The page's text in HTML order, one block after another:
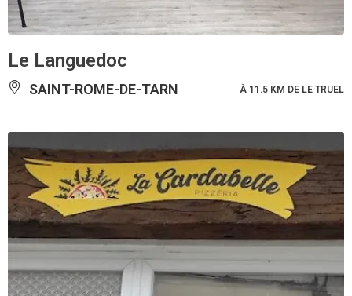
Le Languedoc
SAINT-ROME-DE-TARN À 11.5 KM DE LE TRUEL